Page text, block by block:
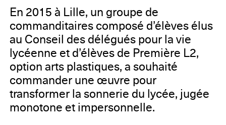
En 2015 à Lille, un groupe de
commanditaires composé d’élèves élus
au Conseil des délégués pour la vie
lycéenne et d’élèves de Première L2,
option arts plastiques, a souhaité
commander une œuvre pour
transformer la sonnerie du lycée, jugée
monotone et impersonnelle.